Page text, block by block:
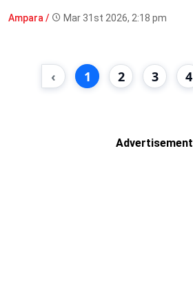
Ampara / Mar 31st 2026, 2:18 pm
‹ 1 2 3 4
Advertisement